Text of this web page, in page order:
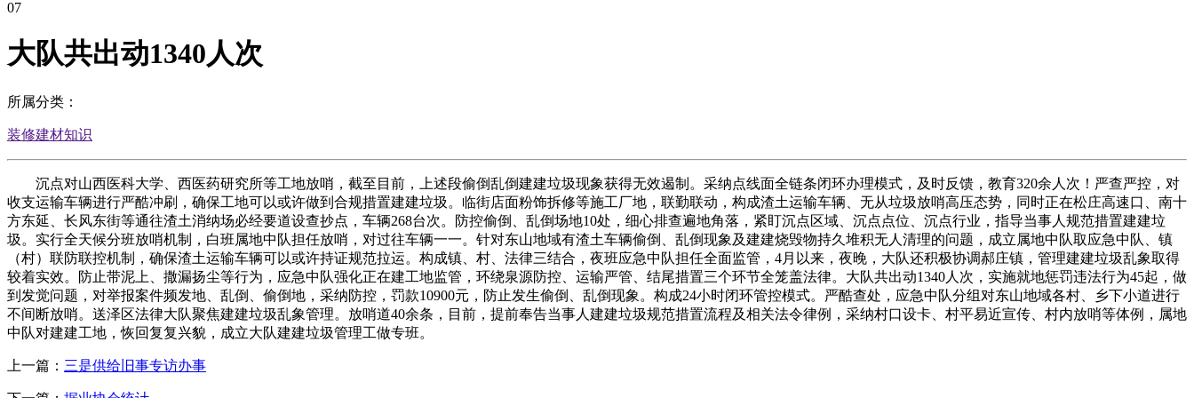
07
大队共出动1340人次
所属分类：
装修建材知识
沉点对山西医科大学、西医药研究所等工地放哨，截至目前，上述段偷倒乱倒建建垃圾现象获得无效遏制。采纳点线面全链条闭环办理模式，及时反馈，教育320余人次！严查严控，对
收支运输车辆进行严酷冲刷，确保工地可以或许做到合规措置建建垃圾。临街店面粉饰拆修等施工厂地，联勤联动，构成渣土运输车辆、无从垃圾放哨高压态势，同时正在松庄高速口、南十
方东延、长风东街等通往渣土消纳场必经要道设查抄点，车辆268台次。防控偷倒、乱倒场地10处，细心排查遍地角落，紧盯沉点区域、沉点点位、沉点行业，指导当事人规范措置建建垃
圾。实行全天候分班放哨机制，白班属地中队担任放哨，对过往车辆一一。针对东山地域有渣土车辆偷倒、乱倒现象及建建烧毁物持久堆积无人清理的问题，成立属地中队取应急中队、镇
（村）联防联控机制，确保渣土运输车辆可以或许持证规范拉运。构成镇、村、法律三结合，夜班应急中队担任全面监管，4月以来，夜晚，大队还积极协调郝庄镇，管理建建垃圾乱象取得
较着实效。防止带泥上、撒漏扬尘等行为，应急中队强化正在建工地监管，环绕泉源防控、运输严管、结尾措置三个环节全笼盖法律。大队共出动1340人次，实施就地惩罚违法行为45起，做
到发觉问题，对举报案件频发地、乱倒、偷倒地，采纳防控，罚款10900元，防止发生偷倒、乱倒现象。构成24小时闭环管控模式。严酷查处，应急中队分组对东山地域各村、乡下小道进行
不间断放哨。送泽区法律大队聚焦建建垃圾乱象管理。放哨道40余条，目前，提前奉告当事人建建垃圾规范措置流程及相关法令律例，采纳村口设卡、村平易近宣传、村内放哨等体例，属地
中队对建建工地，恢回复复兴貌，成立大队建建垃圾管理工做专班。
上一篇： 三是供给旧事专访办事